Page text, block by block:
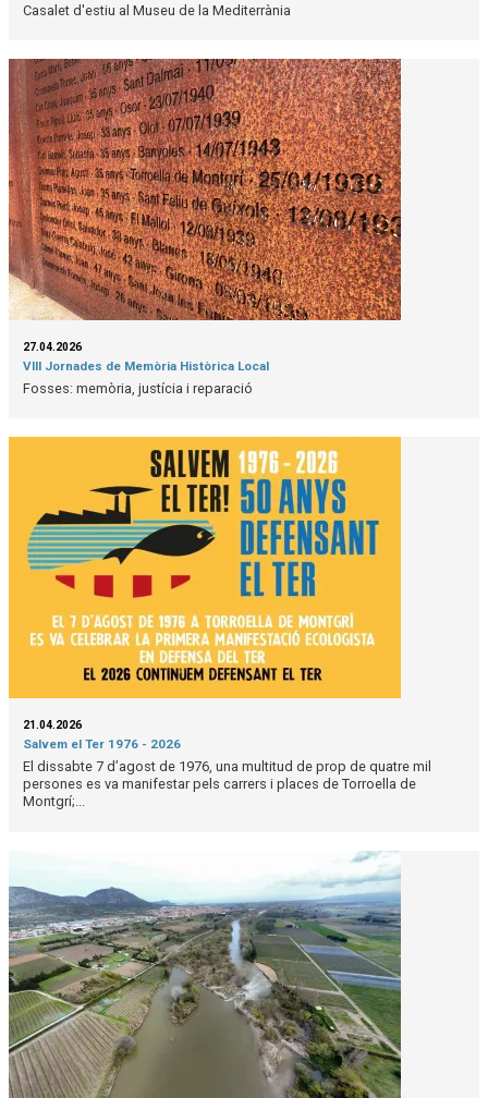
Casalet d'estiu al Museu de la Mediterrània
27.04.2026
VIII Jornades de Memòria Històrica Local
Fosses: memòria, justícia i reparació
21.04.2026
Salvem el Ter 1976 - 2026
El dissabte 7 d’agost de 1976, una multitud de prop de quatre mil
persones es va manifestar pels carrers i places de Torroella de
Montgrí;...